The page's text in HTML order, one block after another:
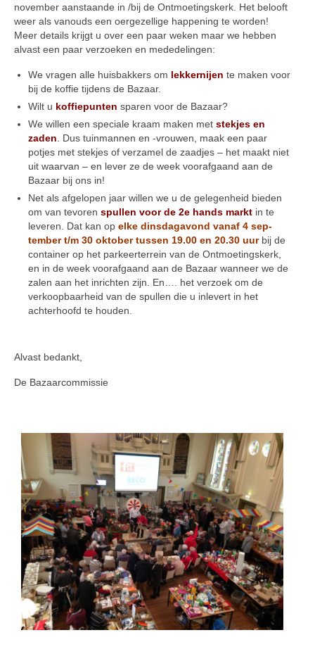
november aanstaande in /bij de Ontmoetingskerk. Het belooft
weer als van­ouds een oergezellige happening te worden!
Meer details krijgt u over een paar weken maar we hebben
alvast een paar verzoeken en mededelingen:
We vragen alle huisbakkers om lekkernijen te maken voor
bij de koffie tijdens de Bazaar.
Wilt u koffiepunten sparen voor de Bazaar?
We willen een speciale kraam maken met stekjes en
zaden . Dus tuinmannen en -vrouwen, maak een paar
potjes met stekjes of verzamel de zaadjes – het maakt niet
uit waarvan – en lever ze de week voorafgaand aan de
Bazaar bij ons in!
Net als afgelopen jaar willen we u de gelegenheid bieden
om van tevoren spullen voor de 2e hands­ markt in te
leveren. Dat kan op elke dinsdagavond vanaf 4 sep­
tember t/m 30 oktober tussen 19.00 en 20.30 uur bij de
container op het parkeerterrein van de Ontmoetingskerk,
en in de week voorafgaand aan de Bazaar wanneer we de
zalen aan het inrichten zijn. En…. het verzoek om de
verkoopbaarheid van de spullen die u inlevert in het
achterhoofd te houden.
Alvast bedankt,
De Bazaarcommissie